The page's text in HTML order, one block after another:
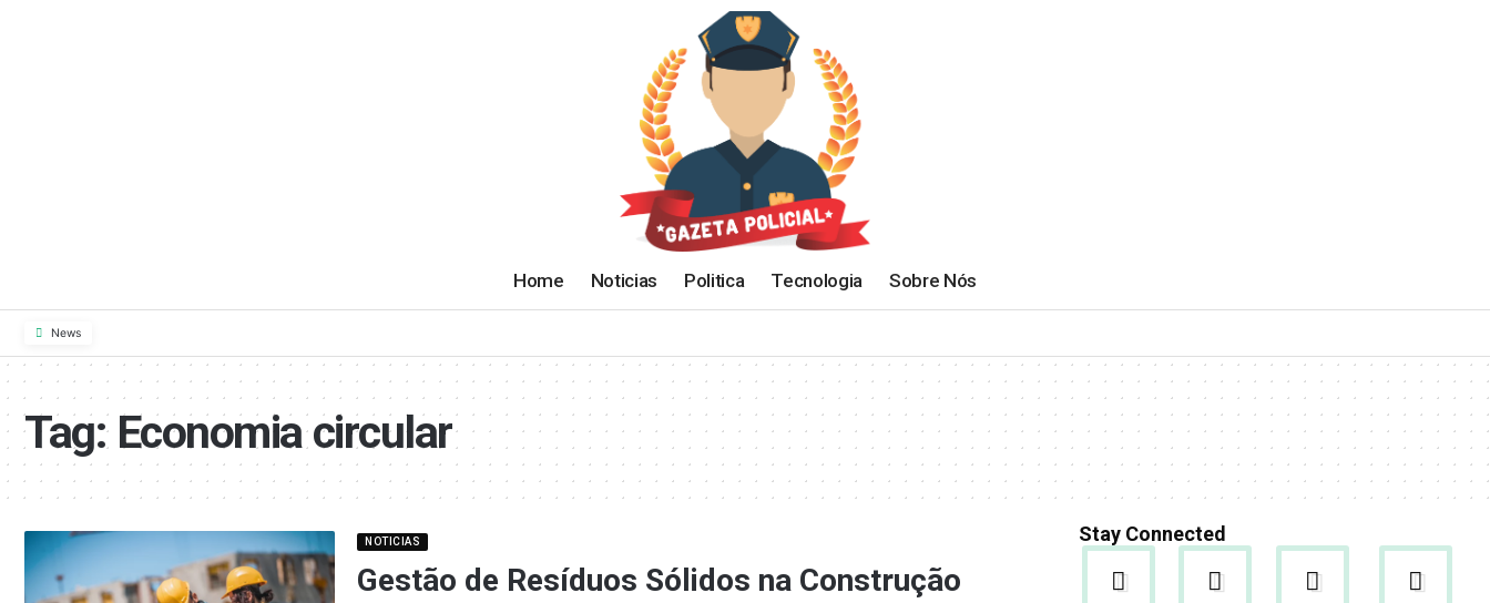
Home Noticias Politica Tecnologia Sobre Nós
News
Tag: Economia circular
NOTICIAS
Gestão de Resíduos Sólidos na Construção
Stay Connected